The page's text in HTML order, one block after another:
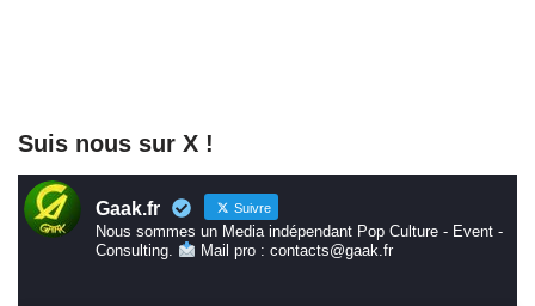
Suis nous sur X !
Gaak.fr Suivre
Nous sommes un Media indépendant Pop Culture - Event -
Consulting.
Mail pro : contacts@gaak.fr